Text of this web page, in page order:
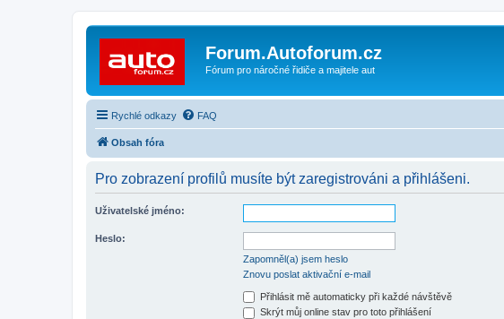
Forum.Autoforum.cz
Fórum pro náročné řidiče a majitele aut
Rychlé odkazy FAQ
Obsah fóra
Pro zobrazení profilů musíte být zaregistrováni a přihlášeni.
Uživatelské jméno:
Heslo:
Zapomněl(a) jsem heslo
Znovu poslat aktivační e-mail
Přihlásit mě automaticky při každé návštěvě
Skrýt můj online stav pro toto přihlášení